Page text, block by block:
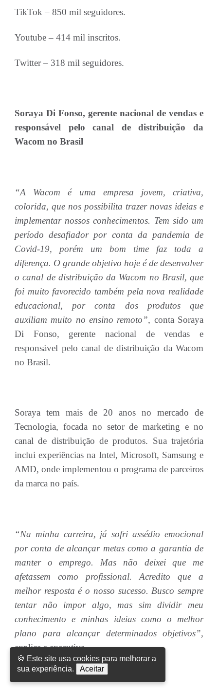
TikTok – 850 mil seguidores.
Youtube – 414 mil inscritos.
Twitter – 318 mil seguidores.
Soraya Di Fonso, gerente nacional de vendas e
responsável pelo canal de distribuição da
Wacom no Brasil
“A Wacom é uma empresa jovem, criativa,
colorida, que nos possibilita trazer novas ideias e
implementar nossos conhecimentos. Tem sido um
período desafiador por conta da pandemia de
Covid-19, porém um bom time faz toda a
diferença. O grande objetivo hoje é de desenvolver
o canal de distribuição da Wacom no Brasil, que
foi muito favorecido também pela nova realidade
educacional, por conta dos produtos que
auxiliam muito no ensino remoto”, conta Soraya
Di Fonso, gerente nacional de vendas e
responsável pelo canal de distribuição da Wacom
no Brasil.
Soraya tem mais de 20 anos no mercado de
Tecnologia, focada no setor de marketing e no
canal de distribuição de produtos. Sua trajetória
inclui experiências na Intel, Microsoft, Samsung e
AMD, onde implementou o programa de parceiros
da marca no país.
“Na minha carreira, já sofri assédio emocional
por conta de alcançar metas como a garantia de
manter o emprego. Mas não deixei que me
afetassem como profissional. Acredito que a
melhor resposta é o nosso sucesso. Busco sempre
tentar não impor algo, mas sim dividir meu
conhecimento e minhas ideias como o melhor
plano para alcançar determinados objetivos”,
explica a executiva.
🍪 Este site usa cookies para melhorar a
sua experiência.
Aceitar